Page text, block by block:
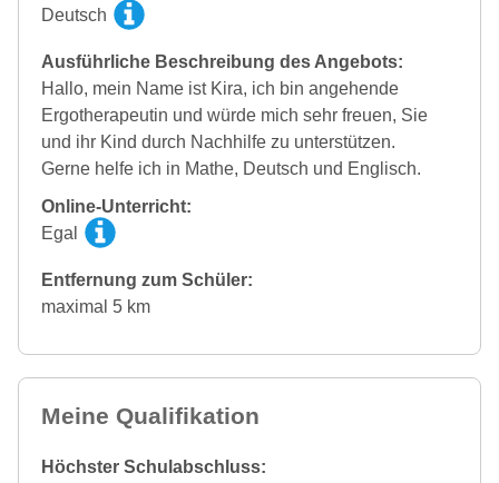
Deutsch
Ausführliche Beschreibung des Angebots:
Hallo, mein Name ist Kira, ich bin angehende
Ergotherapeutin und würde mich sehr freuen, Sie
und ihr Kind durch Nachhilfe zu unterstützen.
Gerne helfe ich in Mathe, Deutsch und Englisch.
Online-Unterricht:
Egal
Entfernung zum Schüler:
maximal 5 km
Meine Qualifikation
Höchster Schulabschluss: